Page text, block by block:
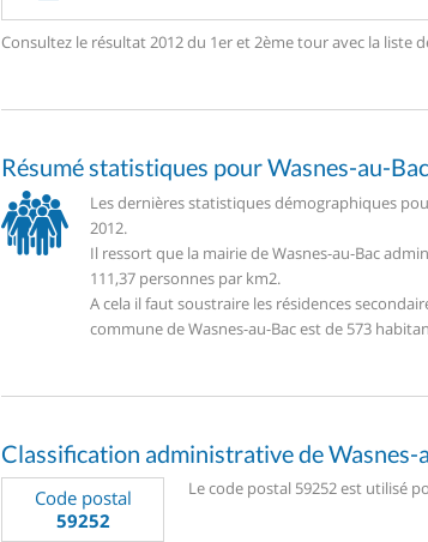
Consultez le résultat 2012 du 1er et 2ème tour avec la liste
Résumé statistiques pour Wasnes-au-Bac
Les dernières statistiques démographiques
2012.
Il ressort que la mairie de Wasnes-au-Bac
111,37 personnes par km2.
A cela il faut soustraire les résidences
commune de Wasnes-au-Bac est de 573
Classification administrative de Wasnes-
Code postal
59252
Le code postal 59252 est utilisé